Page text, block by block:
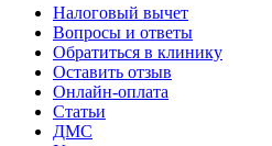
Налоговый вычет
Вопросы и ответы
Обратиться в клинику
Оставить отзыв
Онлайн-оплата
Статьи
ДМС